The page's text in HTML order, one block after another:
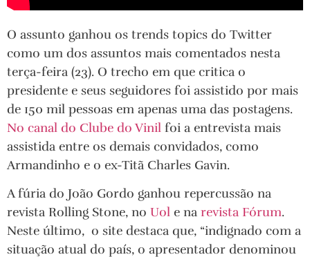
O assunto ganhou os trends topics do Twitter
como um dos assuntos mais comentados nesta
terça-feira (23). O trecho em que critica o
presidente e seus seguidores foi assistido por mais
de 150 mil pessoas em apenas uma das postagens.
No canal do Clube do Vinil foi a entrevista mais
assistida entre os demais convidados, como
Armandinho e o ex-Titã Charles Gavin.
A fúria do João Gordo ganhou repercussão na
revista Rolling Stone, no Uol e na revista Fórum.
Neste último, o site destaca que, “indignado com a
situação atual do país, o apresentador denominou